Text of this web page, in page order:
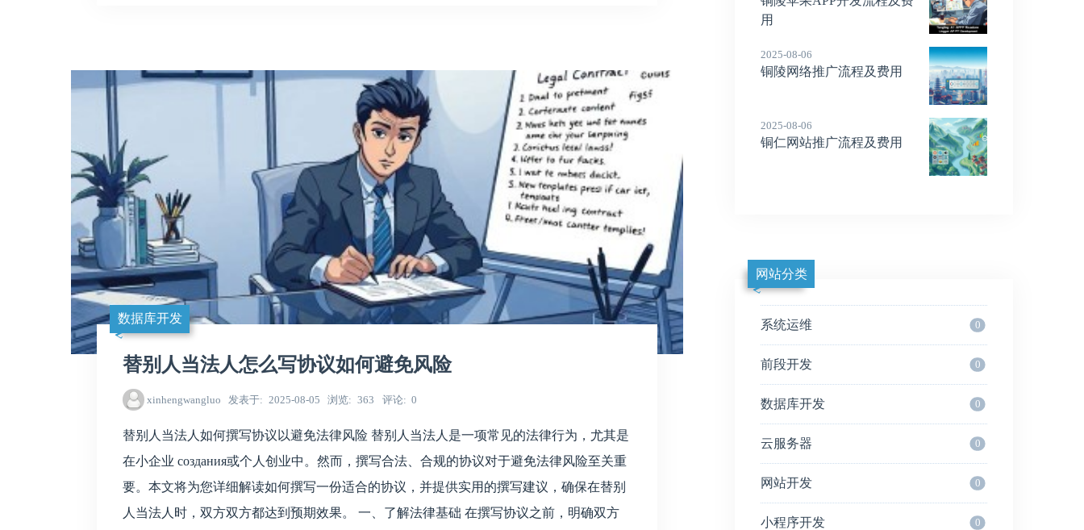
数据库开发
替别人当法人怎么写协议如何避免风险
xinhengwangluo 发表于 2025-08-05 浏览 363 评论 0
替别人当法人如何撰写协议以避免法律风险 替别人当法人是一项常见的法律行为，尤其是
在小企业 создания或个人创业中。然而，撰写合法、合规的协议对于避免法律风险至关重
要。本文将为您详细解读如何撰写一份适合的协议，并提供实用的撰写建议，确保在替别
人当法人时，双方双方都达到预期效果。 一、了解法律基础 在撰写协议之前，明确双方
用
2025-08-06
铜陵网络推广流程及费用
2025-08-06
铜仁网站推广流程及费用
网站分类
系统运维 0
前段开发 0
数据库开发 0
云服务器 0
网站开发 0
小程序开发 0